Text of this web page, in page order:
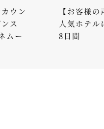
【お客様の声】
人気ホテルに泊